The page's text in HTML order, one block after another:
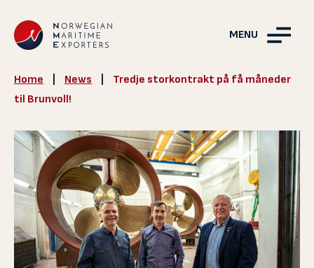
MENU
Home News
Tredje storkontrakt på få måneder
til Brunvoll!